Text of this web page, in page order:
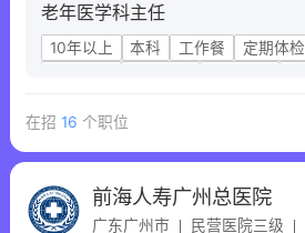
老年医学科主任
10年以上
本科 工作餐 定期体检
在招 16 个职位
前海人寿广州总医院
广东广州市 民营医院三级